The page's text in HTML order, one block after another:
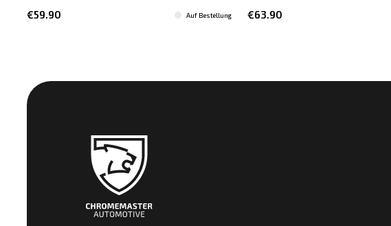
€59.90 Auf Bestellung €63.90